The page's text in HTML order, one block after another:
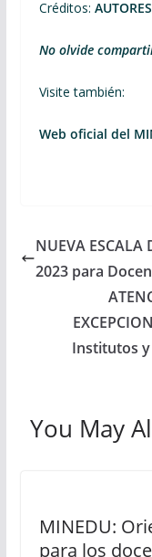
Créditos:
No olvide
Visite también:
Web oficial del
NUEVA ESCALA
2023 para
Institutos y
You May
MINEDU:
para los